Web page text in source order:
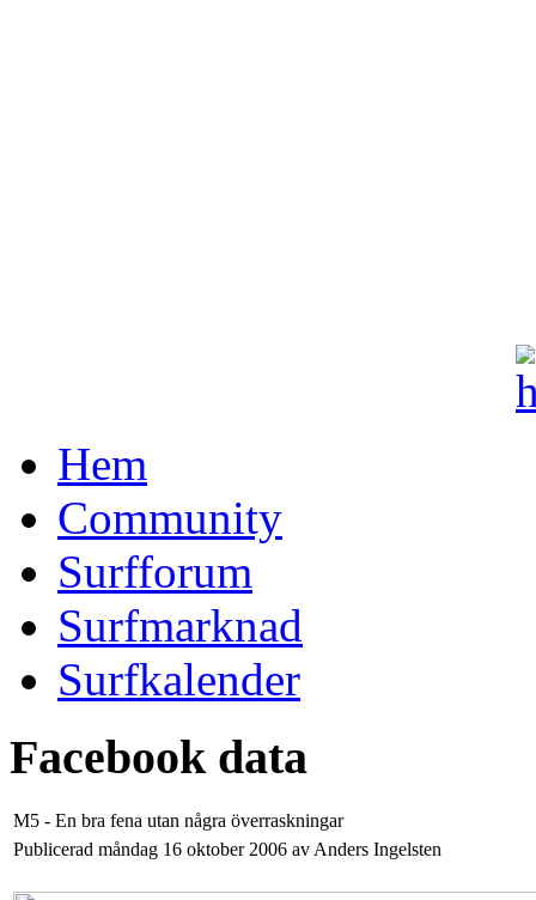
Hem
Community
Surfforum
Surfmarknad
Surfkalender
Facebook data
M5 - En bra fena utan några överraskningar
Publicerad måndag 16 oktober 2006 av Anders Ingelsten